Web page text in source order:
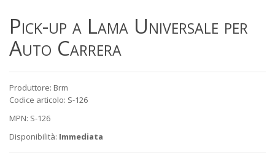
Pick-up a Lama Universale per
Auto Carrera
Produttore: Brm
Codice articolo: S-126
MPN: S-126
Disponibilità: Immediata